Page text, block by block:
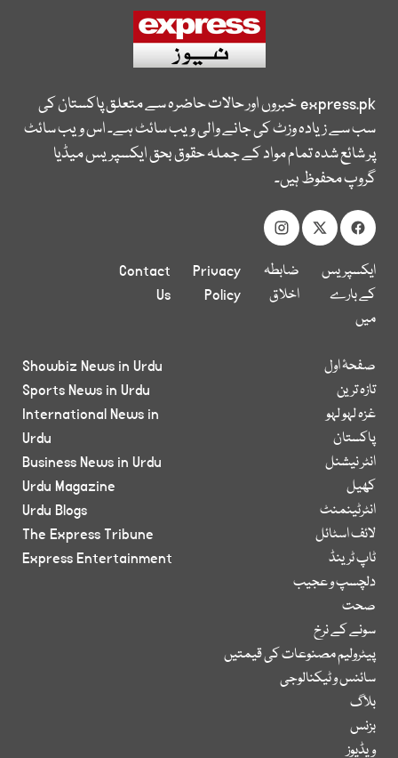
express.pkخبروں اور حالات حاضرہ سے متعلق پاکستان کی
سب سے زیادہ وزٹ کی جانے والی ویب سائٹ ہے۔ اس ویب سائٹ
پر شائع شدہ تمام مواد کے جملہ حقوق بحق ایکسپریس میڈیا
گروپ محفوظ ہیں۔
ایکسپریس
کے بارے
میں
ضابطہ
اخلاق
Privacy
Policy
Contact
Us
صفحۂ اول
تازہ ترین
غزہ لہو لہو
پاکستان
انٹر نیشنل
کھیل
انٹرٹینمنٹ
لائف اسٹائل
ٹاپ ٹرینڈ
دلچسپ و عجیب
صحت
سونے کے نرخ
پیٹرولیم مصنوعات کی قیمتیں
سائنس و ٹیکنالوجی
بلاگ
بزنس
ویڈیوز
Showbiz News in Urdu
Sports News in Urdu
International News in
Urdu
Business News in Urdu
Urdu Magazine
Urdu Blogs
The Express Tribune
Express Entertainment